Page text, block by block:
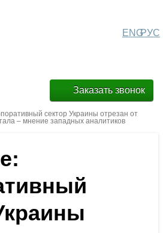
РУС
ENG
Заказать звонок
сектор Украины отрезан от
– мнение западных аналитиков